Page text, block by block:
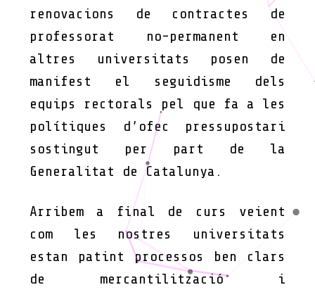
renovacions de contractes de
professorat no-permanent en
altres universitats posen de
manifest el seguidisme dels
equips rectorals pel que fa a les
polítiques d’ofec pressupostari
sostingut per part de la
Generalitat de Catalunya.
Arribem a final de curs veient
com les nostres universitats
estan patint processos ben clars
de mercantilització i